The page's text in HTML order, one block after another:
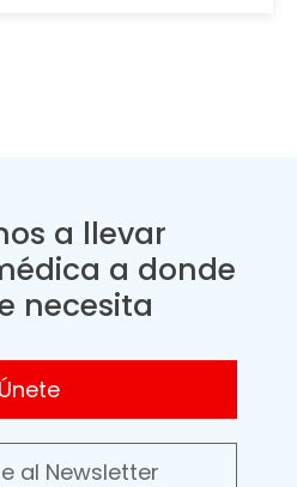
a llevar
a donde
necesita
Únete
al Newsletter